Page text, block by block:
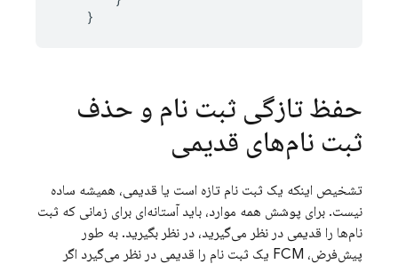
}
حفظ تازگی ثبت نام و حذف
ثبت نام‌های قدیمی
تشخیص اینکه یک ثبت نام تازه است یا قدیمی، همیشه ساده
نیست. برای پوشش همه موارد، باید آستانه‌ای برای زمانی که ثبت
نام‌ها را قدیمی در نظر می‌گیرید، در نظر بگیرید. به طور
پیش‌فرض، FCM یک ثبت نام را قدیمی در نظر می‌گیرد اگر